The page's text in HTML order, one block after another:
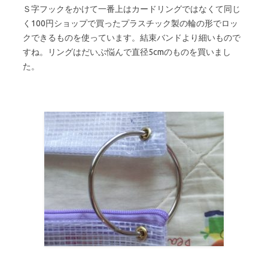
Ｓ字フックをかけて一番上はカードリングではなくて同じ
く100円ショップで買ったプラスチック製の輪の形でロッ
クできるものを使っています。結束バンドより細いもので
すね。リングはだいぶ悩んで直径5cmのものを買いまし
た。